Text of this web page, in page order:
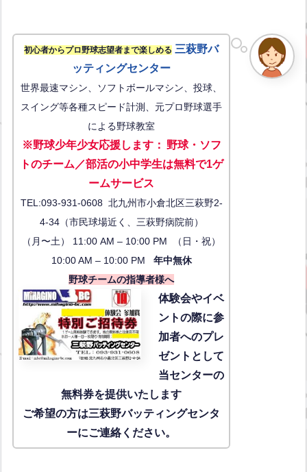
初心者からプロ野球志望者まで楽しめる 三萩野バ
ッティングセンター
世界最速マシン、ソフトボールマシン、投球、
スイング等各種スピード計測、元プロ野球選手
による野球教室
※野球少年少女応援します： 野球・ソフ
トのチーム／部活の小中学生は無料で1ゲ
ームサービス
TEL:093-931-0608 北九州市小倉北区三萩野2-
4-34（市民球場近く、三萩野病院前）
（月〜土） 11:00 AM – 10:00 PM （日・祝）
10:00 AM – 10:00 PM 年中無休
野球チームの指導者様へ
体験会やイベ
ントの際に参
加者へのプレ
ゼントとして
当センターの
無料券を提供いたします
ご希望の方は三萩野バッティングセンタ
ーにご連絡ください。